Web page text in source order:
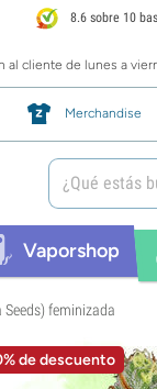
8.6 sobre 10
al cliente de lunes a
Merchandise
Vaporshop
feminizada
de descuento